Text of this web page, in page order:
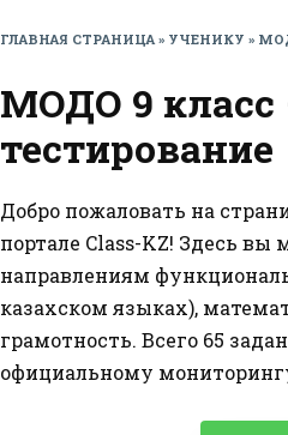
ГЛАВНАЯ СТРАНИЦА» УЧЕНИКУ »
МОДО 9 класс
тестирование
Добро пожаловать на
портале Class-KZ! Здесь вы
направлениям
казахском языках),
грамотность. Всего 65
официальному